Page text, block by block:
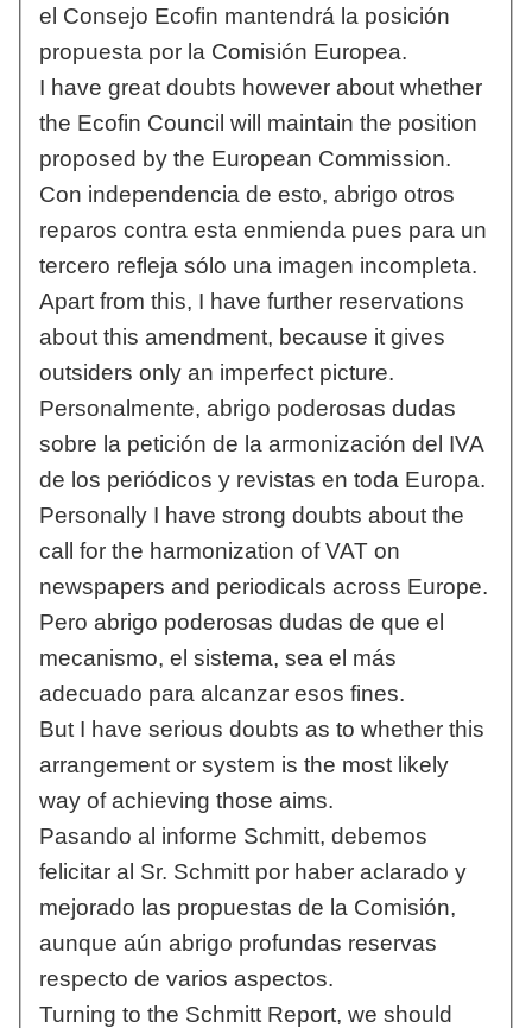
el Consejo Ecofin mantendrá la posición
propuesta por la Comisión Europea.
I have great doubts however about whether
the Ecofin Council will maintain the position
proposed by the European Commission.
Con independencia de esto, abrigo otros
reparos contra esta enmienda pues para un
tercero refleja sólo una imagen incompleta.
Apart from this, I have further reservations
about this amendment, because it gives
outsiders only an imperfect picture.
Personalmente, abrigo poderosas dudas
sobre la petición de la armonización del IVA
de los periódicos y revistas en toda Europa.
Personally I have strong doubts about the
call for the harmonization of VAT on
newspapers and periodicals across Europe.
Pero abrigo poderosas dudas de que el
mecanismo, el sistema, sea el más
adecuado para alcanzar esos fines.
But I have serious doubts as to whether this
arrangement or system is the most likely
way of achieving those aims.
Pasando al informe Schmitt, debemos
felicitar al Sr. Schmitt por haber aclarado y
mejorado las propuestas de la Comisión,
aunque aún abrigo profundas reservas
respecto de varios aspectos.
Turning to the Schmitt Report, we should